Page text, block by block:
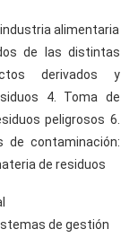
alimentaria
de las distintas
derivados y
4. Toma de
peligrosos 6.
de contaminación:
de residuos
de gestión